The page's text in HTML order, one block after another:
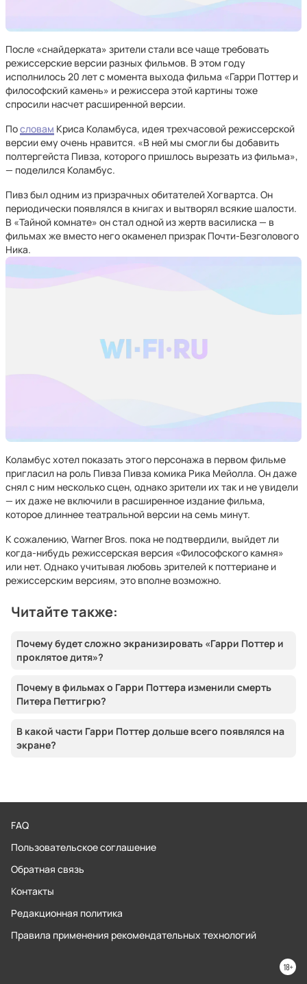
После «снайдерката» зрители стали все чаще требовать
режиссерские версии разных фильмов. В этом году
исполнилось 20 лет с момента выхода фильма «Гарри Поттер и
философский камень» и режиссера этой картины тоже
спросили насчет расширенной версии.
Пословам Криса Коламбуса, идея трехчасовой режиссерской
версии ему очень нравится. «В ней мы смогли бы добавить
полтергейста Пивза, которого пришлось вырезать из фильма»,
— поделился Коламбус.
Пивз был одним из призрачных обитателей Хогвартса. Он
периодически появлялся в книгах и вытворял всякие шалости.
В «Тайной комнате» он стал одной из жертв василиска — в
фильмах же вместо него окаменел призрак Почти-Безголового
Ника.
Коламбус хотел показать этого персонажа в первом фильме
пригласил на роль Пивза Пивза комика Рика Мейолла. Он даже
снял с ним несколько сцен, однако зрители их так и не увидели
— их даже не включили в расширенное издание фильма,
которое длиннее театральной версии на семь минут.
К сожалению, Warner Bros. пока не подтвердили, выйдет ли
когда-нибудь режиссерская версия «Философского камня»
или нет. Однако учитывая любовь зрителей к поттериане и
режиссерским версиям, это вполне возможно.
Читайте также:
Почему будет сложно экранизировать «Гарри Поттер и
проклятое дитя»?
Почему в фильмах о Гарри Поттера изменили смерть
Питера Петтигрю?
В какой части Гарри Поттер дольше всего появлялся на
экране?
FAQ
Пользовательское соглашение
Обратная связь
Контакты
Редакционная политика
Правила применения рекомендательных технологий